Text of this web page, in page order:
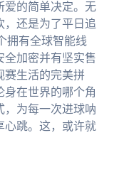
爱的简单决定。无
，还是为了平日追
拥有全球智能线
全加密并有坚实售
赛生活的完美拼
身在世界的哪个角
，为每一次进球呐
心跳。这，或许就